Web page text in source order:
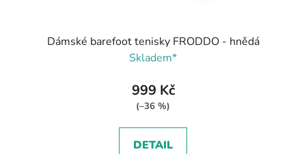
Dámské barefoot tenisky FRODDO - hnědá
Skladem*
999 Kč
(–36 %)
DETAIL